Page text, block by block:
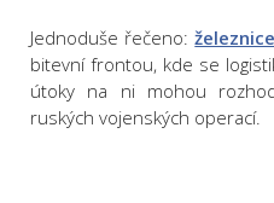
Jednoduše řečeno:železnice
bitevní frontou, kde se
útoky na ni mohou
ruských vojenských operací.